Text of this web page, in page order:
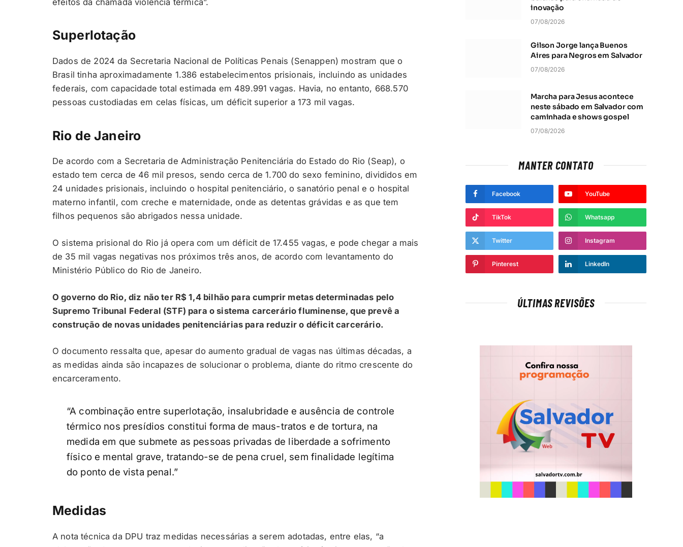
Superlotação
Dados de 2024 da Secretaria Nacional de Políticas Penais (Senappen) mostram que o
Brasil tinha aproximadamente 1.386 estabelecimentos prisionais, incluindo as unidades
federais, com capacidade total estimada em 489.991 vagas. Havia, no entanto, 668.570
pessoas custodiadas em celas físicas, um déficit superior a 173 mil vagas.
Rio de Janeiro
De acordo com a Secretaria de Administração Penitenciária do Estado do Rio (Seap), o
estado tem cerca de 46 mil presos, sendo cerca de 1.700 do sexo feminino, divididos em
24 unidades prisionais, incluindo o hospital penitenciário, o sanatório penal e o hospital
materno infantil, com creche e maternidade, onde as detentas grávidas e as que tem
filhos pequenos são abrigados nessa unidade.
O sistema prisional do Rio já opera com um déficit de 17.455 vagas, e pode chegar a mais
de 35 mil vagas negativas nos próximos três anos, de acordo com levantamento do
Ministério Público do Rio de Janeiro.
O governo do Rio, diz não ter R$ 1,4 bilhão para cumprir metas determinadas pelo
Supremo Tribunal Federal (STF) para o sistema carcerário fluminense, que prevê a
construção de novas unidades penitenciárias para reduzir o déficit carcerário.
O documento ressalta que, apesar do aumento gradual de vagas nas últimas décadas, a
as medidas ainda são incapazes de solucionar o problema, diante do ritmo crescente do
encarceramento.
“A combinação entre superlotação, insalubridade e ausência de controle
térmico nos presídios constitui forma de maus-tratos e de tortura, na
medida em que submete as pessoas privadas de liberdade a sofrimento
físico e mental grave, tratando-se de pena cruel, sem finalidade legítima
do ponto de vista penal.”
Medidas
A nota técnica da DPU traz medidas necessárias a serem adotadas, entre elas, “a
inovação
07/08/2026
Gilson Jorge lança Buenos
Aires para Negros em Salvador
07/08/2026
Marcha para Jesus acontece
neste sábado em Salvador com
caminhada e shows gospel
07/08/2026
MANTER CONTATO
Facebook YouTube
TikTok Whatsapp
Twitter Instagram
Pinterest LinkedIn
ÚLTIMAS REVISÕES